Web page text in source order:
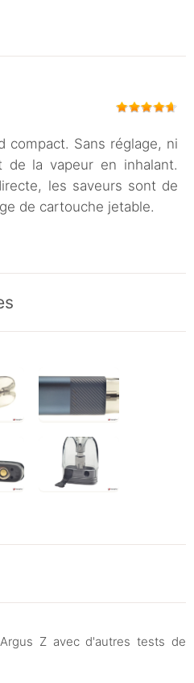
compact. Sans réglage, ni
de la vapeur en inhalant.
les saveurs sont de
de cartouche jetable.
Z avec d'autres tests de